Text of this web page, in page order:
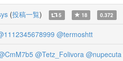
(投稿一覧) 5 18 0.372
@termoshtt
@Tetz_Folivora @nupecuta